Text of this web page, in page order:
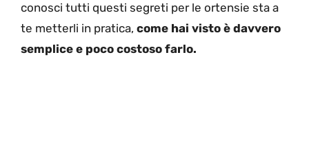
conosci tutti questi segreti per le ortensie sta a
te metterli in pratica, come hai visto è davvero
semplice e poco costoso farlo.